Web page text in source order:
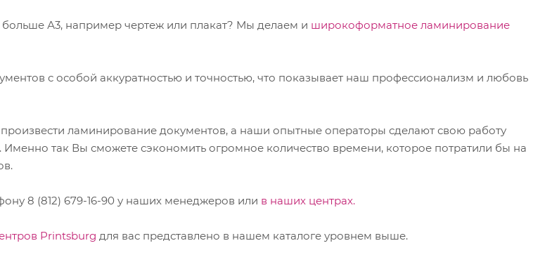
А3, например чертеж или плакат? Мы делаем и широкоформатное ламинирование
с особой аккуратностью и точностью, что показывает наш профессионализм и любовь
ламинирование документов, а наши опытные операторы сделают свою работу
Именно так Вы сможете сэкономить огромное количество времени, которое потратили бы на
8 (812) 679-16-90 у наших менеджеров или в наших центрах.
Printsburg для вас представлено в нашем каталоге уровнем выше.